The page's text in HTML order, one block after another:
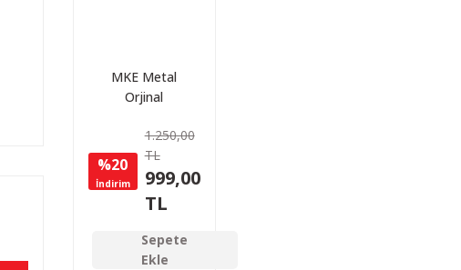
MKE Metal
Orjinal
Kutusu
%20
İndirim
1.250,00
TL
999,00
TL
Sepete
Ekle